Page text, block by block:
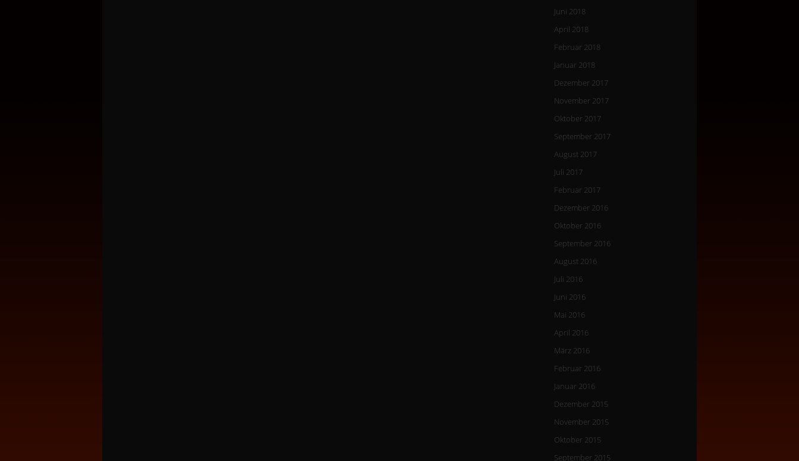
Juni 2018
April 2018
Februar 2018
Januar 2018
Dezember 2017
November 2017
Oktober 2017
September 2017
August 2017
Juli 2017
Februar 2017
Dezember 2016
Oktober 2016
September 2016
August 2016
Juli 2016
Juni 2016
Mai 2016
April 2016
März 2016
Februar 2016
Januar 2016
Dezember 2015
November 2015
Oktober 2015
September 2015